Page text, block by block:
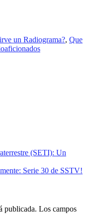
un Radiograma?, Que
(SETI): Un
Serie 30 de SSTV!
publicada. Los campos